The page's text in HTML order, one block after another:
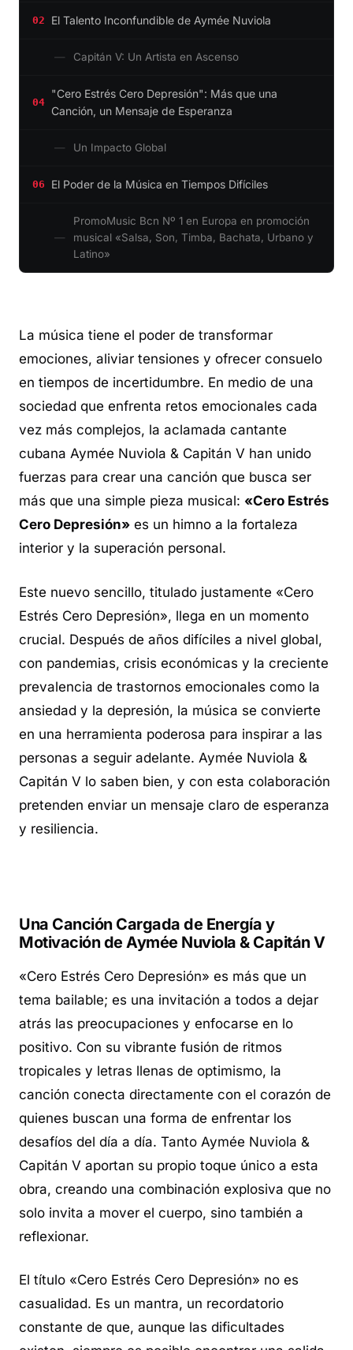
02 El Talento Inconfundible de Aymée Nuviola
Capitán V: Un Artista en Ascenso
04
"Cero Estrés Cero Depresión": Más que una
Canción, un Mensaje de Esperanza
Un Impacto Global
06 El Poder de la Música en Tiempos Difíciles
PromoMusic Bcn Nº 1 en Europa en promoción
musical «Salsa, Son, Timba, Bachata, Urbano y
Latino»
La música tiene el poder de transformar
emociones, aliviar tensiones y ofrecer consuelo
en tiempos de incertidumbre. En medio de una
sociedad que enfrenta retos emocionales cada
vez más complejos, la aclamada cantante
cubana Aymée Nuviola & Capitán V han unido
fuerzas para crear una canción que busca ser
más que una simple pieza musical: «Cero Estrés
Cero Depresión» es un himno a la fortaleza
interior y la superación personal.
Este nuevo sencillo, titulado justamente «Cero
Estrés Cero Depresión», llega en un momento
crucial. Después de años difíciles a nivel global,
con pandemias, crisis económicas y la creciente
prevalencia de trastornos emocionales como la
ansiedad y la depresión, la música se convierte
en una herramienta poderosa para inspirar a las
personas a seguir adelante. Aymée Nuviola &
Capitán V lo saben bien, y con esta colaboración
pretenden enviar un mensaje claro de esperanza
y resiliencia.
Una Canción Cargada de Energía y
Motivación de Aymée Nuviola & Capitán V
«Cero Estrés Cero Depresión» es más que un
tema bailable; es una invitación a todos a dejar
atrás las preocupaciones y enfocarse en lo
positivo. Con su vibrante fusión de ritmos
tropicales y letras llenas de optimismo, la
canción conecta directamente con el corazón de
quienes buscan una forma de enfrentar los
desafíos del día a día. Tanto Aymée Nuviola &
Capitán V aportan su propio toque único a esta
obra, creando una combinación explosiva que no
solo invita a mover el cuerpo, sino también a
reflexionar.
El título «Cero Estrés Cero Depresión» no es
casualidad. Es un mantra, un recordatorio
constante de que, aunque las dificultades